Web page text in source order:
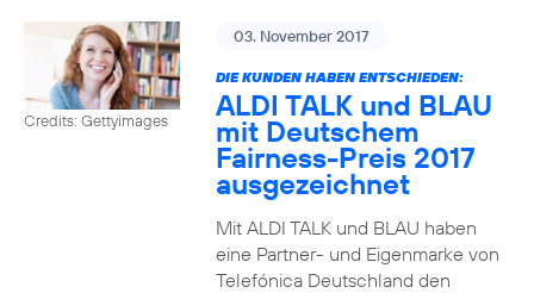
Credits: Gettyimages
03. November 2017
DIE KUNDEN HABEN ENTSCHIEDEN:
ALDI TALK und BLAU
mit Deutschem
Fairness-Preis 2017
ausgezeichnet
Mit ALDI TALK und BLAU haben
eine Partner- und Eigenmarke von
Telefónica Deutschland den